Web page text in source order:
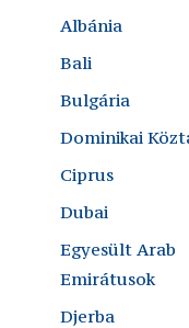
Albánia
Bali
Bulgária
Dominikai
Ciprus
Dubai
Egyesült Arab
Emirátusok
Djerba